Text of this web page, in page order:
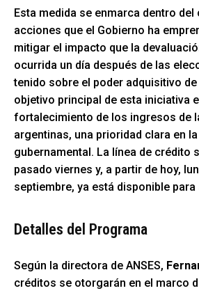
Esta medida se enmarca dentro del
acciones que el Gobierno ha
mitigar el impacto que la
ocurrida un día después de las
tenido sobre el poder adquisitivo de
objetivo principal de esta iniciativa
fortalecimiento de los ingresos de
argentinas, una prioridad clara en
gubernamental. La línea de crédito
pasado viernes y, a partir de hoy,
septiembre, ya está disponible
Detalles del Programa
Según la directora de ANSES,
créditos se otorgarán en el marco